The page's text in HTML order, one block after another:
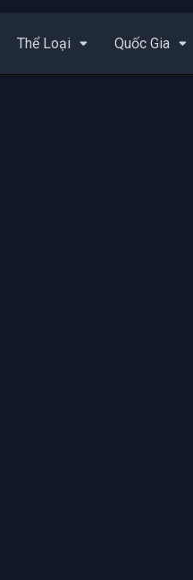
Thể Loại Quốc Gia